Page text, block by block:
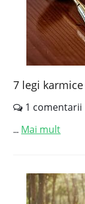
7 legi
1 comentarii
... Mai mult